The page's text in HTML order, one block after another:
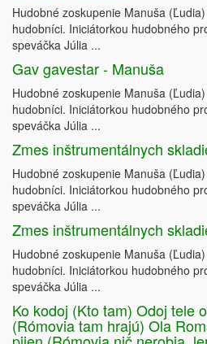
Hudobné zoskupenie Manuša
hudobníci. Iniciátorkou hudobného
speváčka Júlia ...
Gav gavestar - Manuša
Hudobné zoskupenie Manuša
hudobníci. Iniciátorkou hudobného
speváčka Júlia ...
Zmes inštrumentálnych
Hudobné zoskupenie Manuša
hudobníci. Iniciátorkou hudobného
speváčka Júlia ...
Zmes inštrumentálnych
Hudobné zoskupenie Manuša
hudobníci. Iniciátorkou hudobného
speváčka Júlia ...
Ko kodoj (Kto tam) Odoj tele
(Rómovia tam hrajú) Ola